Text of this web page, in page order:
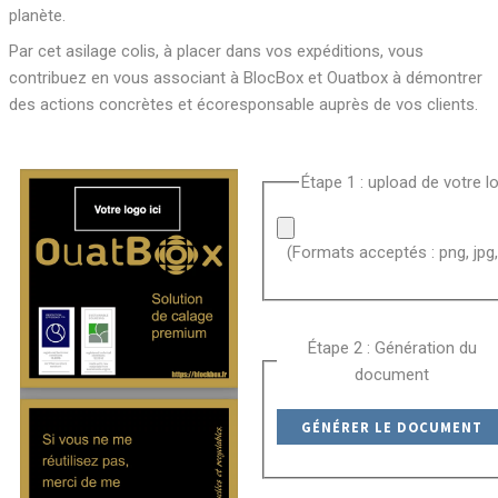
planète.
Par cet asilage colis, à placer dans vos expéditions, vous
contribuez en vous associant à BlocBox et Ouatbox à démontrer
des actions concrètes et écoresponsable auprès de vos clients.
Étape 1 : upload de votre
(Formats acceptés : png,
Étape 2 : Génération du
document